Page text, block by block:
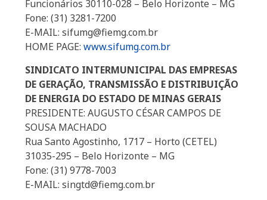
Funcionários 30110-028 – Belo Horizonte – MG
Fone: (31) 3281-7200
E-MAIL: sifumg@fiemg.com.br
HOME PAGE:www.sifumg.com.br
SINDICATO INTERMUNICIPAL DAS EMPRESAS
DE GERAÇÃO, TRANSMISSÃO E DISTRIBUIÇÃO
DE ENERGIA DO ESTADO DE MINAS GERAIS
PRESIDENTE: AUGUSTO CÉSAR CAMPOS DE
SOUSA MACHADO
Rua Santo Agostinho, 1717 – Horto (CETEL)
31035-295 – Belo Horizonte – MG
Fone: (31) 9778-7003
E-MAIL: singtd@fiemg.com.br